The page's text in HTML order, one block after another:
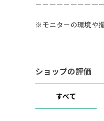
ーーーーーーーーー
※モニターの環境や
ショップの評価
すべて